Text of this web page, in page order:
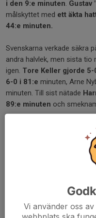
i den 9:e minuten. Gustav
målskyttet med ett äkta
44:e minuten.
Svenskarna verkade säkra
andra halvlek, men sista
igen. Tore Keller gjorde 5-
6-0 i 81:e minuten, Arne
minuten. Till sist nätade
89:e minuten och
Slutresultatet blev alltså
hade gjorts av Sleipner-
Det är ännu idag den
utslagsmatcher. I
Ungern som vann mot El
Sydkorea med 9-0 (1954)
med 9-0 (1974).
Vi använder oss